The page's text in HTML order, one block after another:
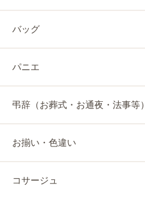
バッグ
パニエ
弔辞（お葬式・お通夜・法事等）
お揃い・色違い
コサージュ